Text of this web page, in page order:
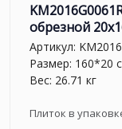
обрезной
Артикул:
Размер: 160*20
Вес: 26.71 кг
Плиток в